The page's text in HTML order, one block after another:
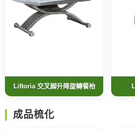
Liftoria 交叉脚升降旋轉餐枱
成品梳化